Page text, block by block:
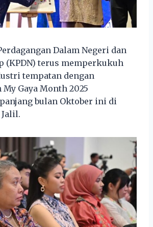
Dalam Negeri dan
(KPDN) terus memperkukuh
tempatan dengan
Gaya Month 2025
bulan Oktober ini di